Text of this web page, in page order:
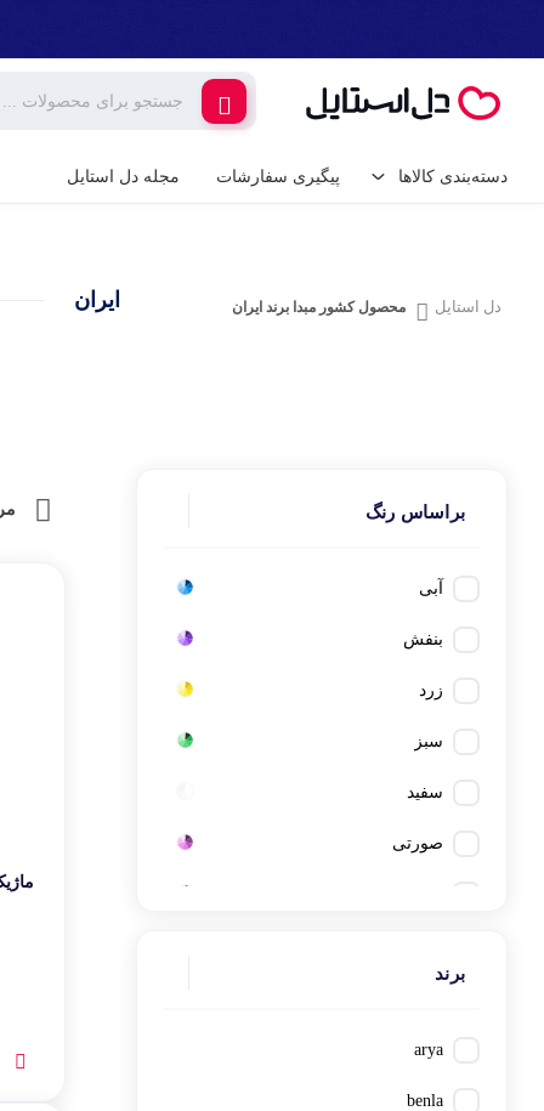
دسته‌بندی کالاها
شارژر و کابل گوشی گیمینگ
پیگیری سفارشات مجله دل استایل
دل استایل محصول کشور مبدا برند ایران ایران
براساس رنگ
آبی
بنفش
زرد
سبز
سفید
صورتی
قهوه ای
نقره‌ای
برند
arya
benla